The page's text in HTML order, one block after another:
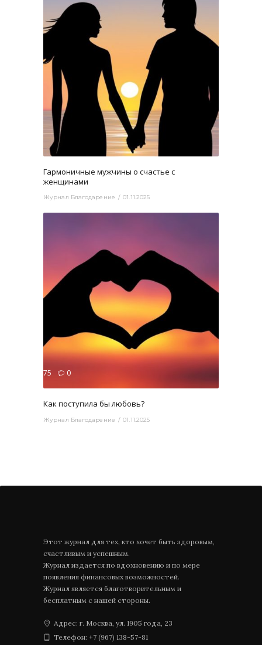
Гармоничные мужчины о счастье с
женщинами
Журнал Благодарение 01.11.2025
3375 0
Как поступила бы любовь?
Журнал Благодарение 01.11.2025
Этот журнал для тех, кто хочет быть здоровым,
счастливым и успешным.
Журнал издается по вдохновению и по мере
появления финансовых возможностей.
Журнал является благотворительным и
бесплатным с нашей стороны.
Адрес: г. Москва, ул. 1905 года, 23
Телефон: +7 (967) 138-57-81